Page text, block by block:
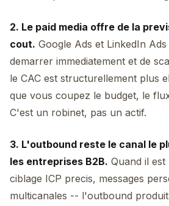
2. Le paid media offre de la
cout. Google Ads et LinkedIn
demarrer immediatement et de
le CAC est structurellement plus
que vous coupez le budget, le
C'est un robinet, pas un actif.
3. L'outbound reste le canal le
les entreprises B2B. Quand il
ciblage ICP precis, messages
multicanales -- l'outbound